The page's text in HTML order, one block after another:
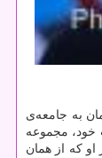
به جامعه‌ی
خود، مجموعه
که از همان